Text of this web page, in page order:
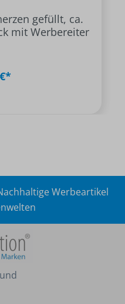
gefüllt, ca.
mit Werbereiter
Werbeartikel